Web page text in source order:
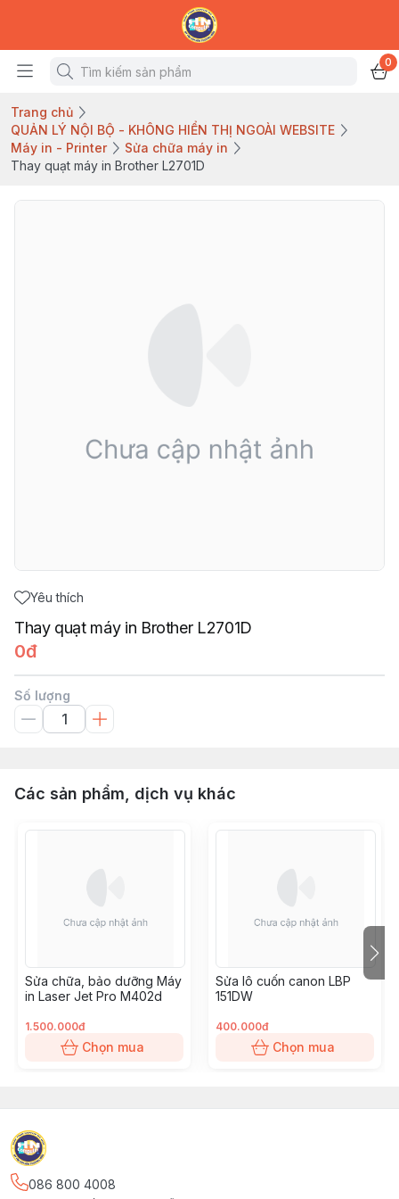
0
Trang chủ
QUẢN LÝ NỘI BỘ - KHÔNG HIỂN THỊ NGOÀI WEBSITE
Máy in - Printer
Sửa chữa máy in
Thay quạt máy in Brother L2701D
Yêu thích
Thay quạt máy in Brother L2701D
0đ
Số lượng
Các sản phẩm, dịch vụ khác
Sửa chữa, bảo dưỡng Máy
in Laser Jet Pro M402d
1.500.000đ
Chọn mua
Sửa lô cuốn canon LBP
151DW
400.000đ
Chọn mua
086 800 4008